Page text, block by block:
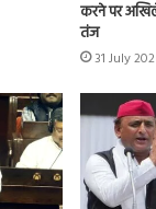
करने पर
तंज
31 July